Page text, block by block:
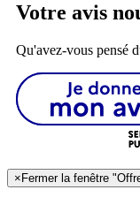
Votre avis
Qu'avez-vous pensé
× Fermer la fenêtre